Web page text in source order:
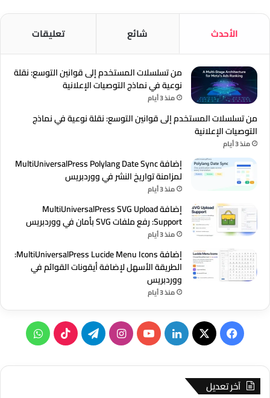
الأحدث شائع تعليقات
من تسلسلات المستخدم إلى قوانين التوسع: نقلة
نوعية في نماذج التوصيات الإعلانية
منذ 3 أيام
من تسلسلات المستخدم إلى قوانين التوسع: نقلة نوعية في نماذج
التوصيات الإعلانية
منذ 3 أيام
إضافة MultiUniversalPress Polylang Date Sync
لمزامنة تواريخ النشر في ووردبريس
منذ 3 أيام
إضافة MultiUniversalPress SVG Upload
Support: رفع ملفات SVG بأمان في ووردبريس
منذ 3 أيام
إضافة MultiUniversalPress Lucide Menu Icons:
الطريقة الأسهل لإضافة أيقونات القوائم في
ووردبريس
منذ 3 أيام
فيسبوك
‫X لينكدإن‫YouTubeانستقرامتيلقرام‫TikTok
آخر تعديل